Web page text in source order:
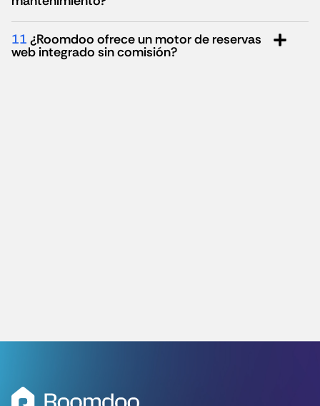
11 ¿Roomdoo ofrece un motor de reservas
web integrado sin comisión?